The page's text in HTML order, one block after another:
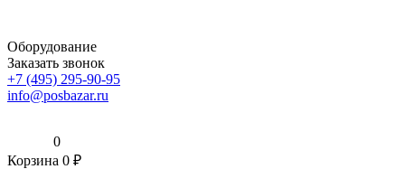
Оборудование
Заказать звонок
+7 (495) 295-90-95
info@posbazar.ru
0
Корзина 0 ₽